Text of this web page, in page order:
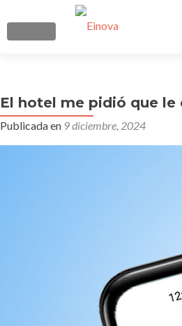
CAMBIAR NAVEGACIÓN
El hotel me pidió que le
Publicada en 9 diciembre, 2024